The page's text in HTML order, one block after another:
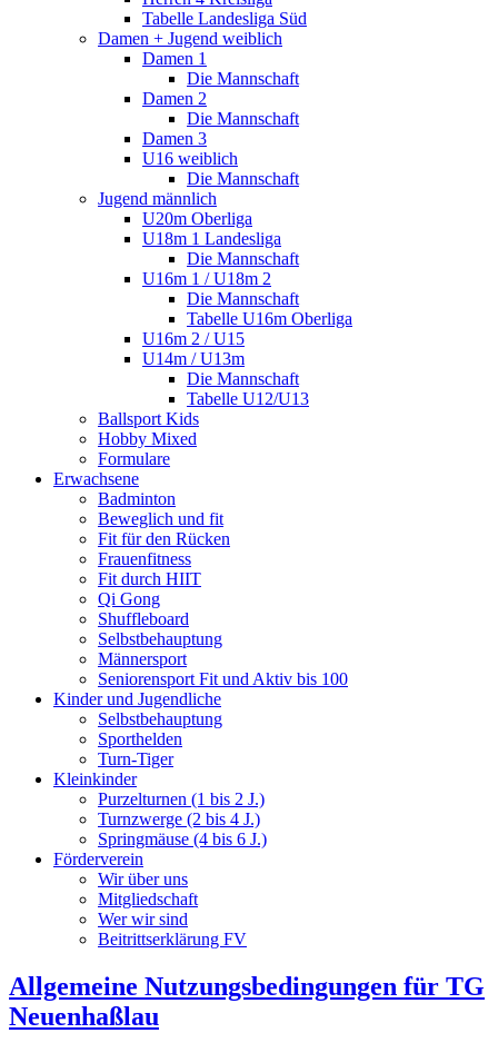
Tabelle Landesliga Süd
Damen + Jugend weiblich
Damen 1
Die Mannschaft
Damen 2
Die Mannschaft
Damen 3
U16 weiblich
Die Mannschaft
Jugend männlich
U20m Oberliga
U18m 1 Landesliga
Die Mannschaft
U16m 1 / U18m 2
Die Mannschaft
Tabelle U16m Oberliga
U16m 2 / U15
U14m / U13m
Die Mannschaft
Tabelle U12/U13
Ballsport Kids
Hobby Mixed
Formulare
Erwachsene
Badminton
Beweglich und fit
Fit für den Rücken
Frauenfitness
Fit durch HIIT
Qi Gong
Shuffleboard
Selbstbehauptung
Männersport
Seniorensport Fit und Aktiv bis 100
Kinder und Jugendliche
Selbstbehauptung
Sporthelden
Turn-Tiger
Kleinkinder
Purzelturnen (1 bis 2 J.)
Turnzwerge (2 bis 4 J.)
Springmäuse (4 bis 6 J.)
Förderverein
Wir über uns
Mitgliedschaft
Wer wir sind
Beitrittserklärung FV
Allgemeine Nutzungsbedingungen für TG
Neuenhaßlau